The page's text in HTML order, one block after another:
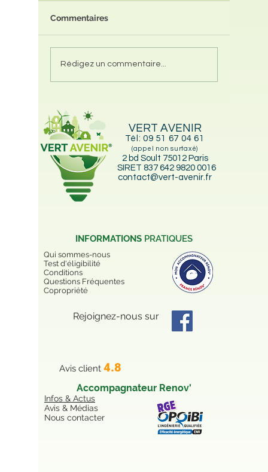
Audit Énergétique
subvention
Commentaires
Rédigez un commentaire...
VERT AVENIR
Tél:09 51 67 04 61
(appel non surtaxé)
2 bd Soult 75012 Paris
SIRET 837 642 9820 0016
contact@vert-avenir.fr
INFORMATIONS PRATIQUES
Qui sommes-nous
Test d'éligibilité
Conditions
Questions Fréquentes
Copropriété
Rejoignez-nous sur
Avis client 4.8
Accompagnateur Renov'
Infos & Actus
Avis & Médias
Nous contacter